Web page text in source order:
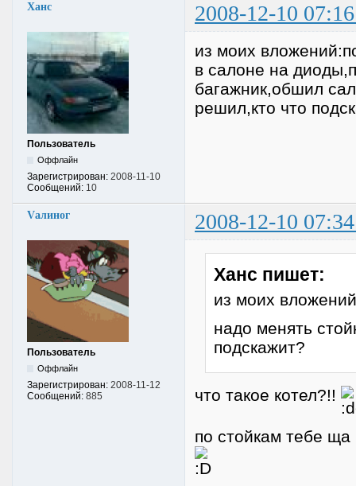
Ханс 2008-12-10
Пользователь
Оффлайн
Зарегистрирован: 2008-11-10
Сообщений: 10
из моих
в салоне на
багажник,обшил
решил,кто что
Vалиног 2008-12-10
Пользователь
Оффлайн
Зарегистрирован: 2008-11-12
Сообщений: 885
Ханс пишет:
из моих
надо менять
подскажит?
что такое котел?!!
по стойкам тебе ща